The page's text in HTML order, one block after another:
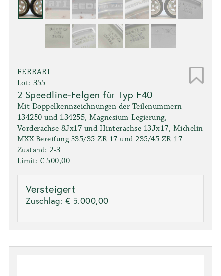
FERRARI
Lot: 355
2 Speedline-Felgen für Typ F40
Mit Doppelkennzeichnungen der Teilenummern
134250 und 134255, Magnesium-Legierung,
Vorderachse 8Jx17 und Hinterachse 13Jx17, Michelin
MXX Bereifung 335/35 ZR 17 und 235/45 ZR 17
Zustand: 2-3
Limit: € 500,00
Versteigert
Zuschlag: € 5.000,00